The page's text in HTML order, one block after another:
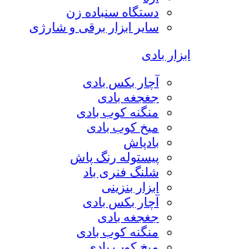
دستگاه سنباده زن
سایر ابزار برقی و شارژی
ابزار بادی
آچار بکس بادی
جغجغه بادی
منگنه کوب بادی
میخ کوب بادی
بادپاش
پیستوله رنگ پاش
شلنگ فنری باد
ابزار بنزینی
آچار بکس بادی
جغجغه بادی
منگنه کوب بادی